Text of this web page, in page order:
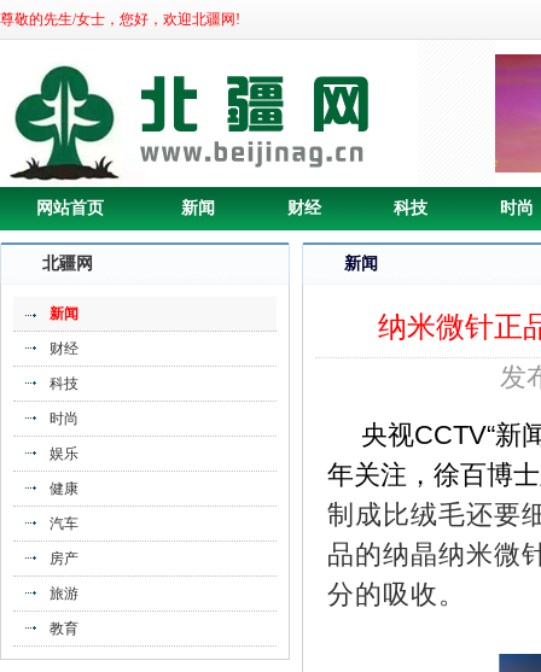
尊敬的先生/女士，您好，欢迎北疆网!
网站首页 新闻 财经 科技 时尚
北疆网
新闻
财经
科技
时尚
娱乐
健康
汽车
房产
旅游
教育
《全球最酷的科技创新大会Slush回归魔
《谁有谁发财！这三枚古钱币总价值438
新闻
纳米微针正
发
央视CCTV“新
年关注，徐百博
制成 比绒毛还要
品的纳晶纳米微
分的吸收。